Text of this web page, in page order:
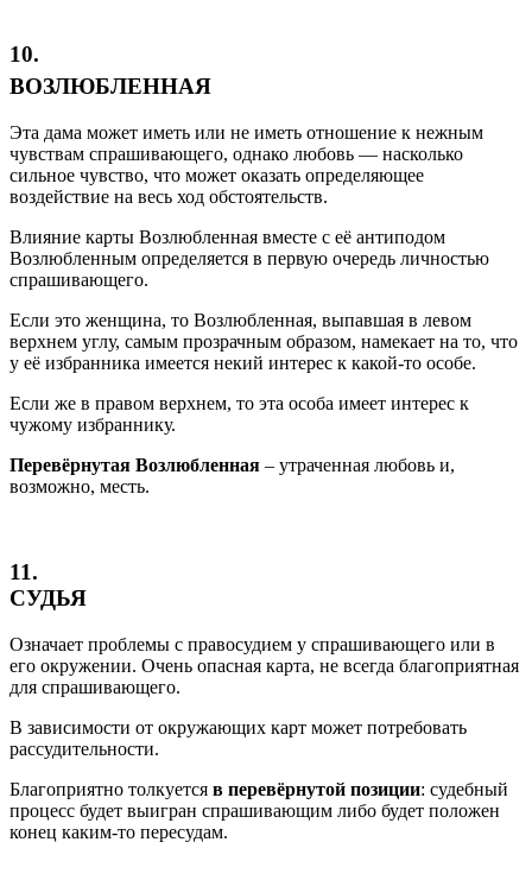
10.
ВОЗЛЮБЛЕННАЯ
Эта дама может иметь или не иметь отношение к нежным
чувствам спрашивающего, однако любовь — насколько
сильное чувство, что может оказать определяющее
воздействие на весь ход обстоятельств.
Влияние карты Возлюбленная вместе с её антиподом
Возлюбленным определяется в первую очередь личностью
спрашивающего.
Если это женщина, то Возлюбленная, выпавшая в левом
верхнем углу, самым прозрачным образом, намекает на то, что
у её избранника имеется некий интерес к какой-то особе.
Если же в правом верхнем, то эта особа имеет интерес к
чужому избраннику.
Перевёрнутая Возлюбленная – утраченная любовь и,
возможно, месть.
11.
СУДЬЯ
Означает проблемы с правосудием у спрашивающего или в
его окружении. Очень опасная карта, не всегда благоприятная
для спрашивающего.
В зависимости от окружающих карт может потребовать
рассудительности.
Благоприятно толкуется в перевёрнутой позиции: судебный
процесс будет выигран спрашивающим либо будет положен
конец каким-то пересудам.